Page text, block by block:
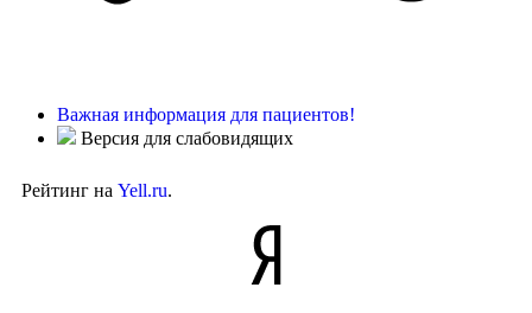
Важная информация для пациентов!
Версия для слабовидящих
Рейтинг на Yell.ru.